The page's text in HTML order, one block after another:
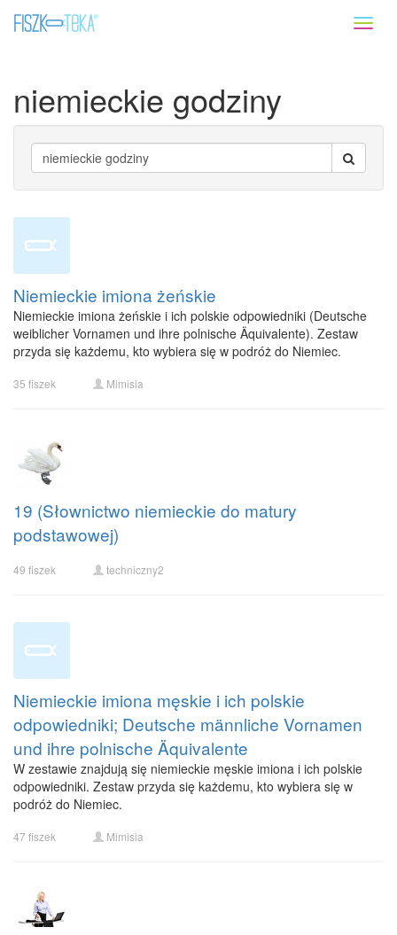
niemieckie godziny
Niemieckie imiona żeńskie
Niemieckie imiona żeńskie i ich polskie odpowiedniki (Deutsche
weiblicher Vornamen und ihre polnische Äquivalente). Zestaw
przyda się każdemu, kto wybiera się w podróż do Niemiec.
35 fiszek Mimisia
19 (Słownictwo niemieckie do matury
podstawowej)
49 fiszek techniczny2
Niemieckie imiona męskie i ich polskie
odpowiedniki; Deutsche männliche Vornamen
und ihre polnische Äquivalente
W zestawie znajdują się niemieckie męskie imiona i ich polskie
odpowiedniki. Zestaw przyda się każdemu, kto wybiera się w
podróż do Niemiec.
47 fiszek Mimisia